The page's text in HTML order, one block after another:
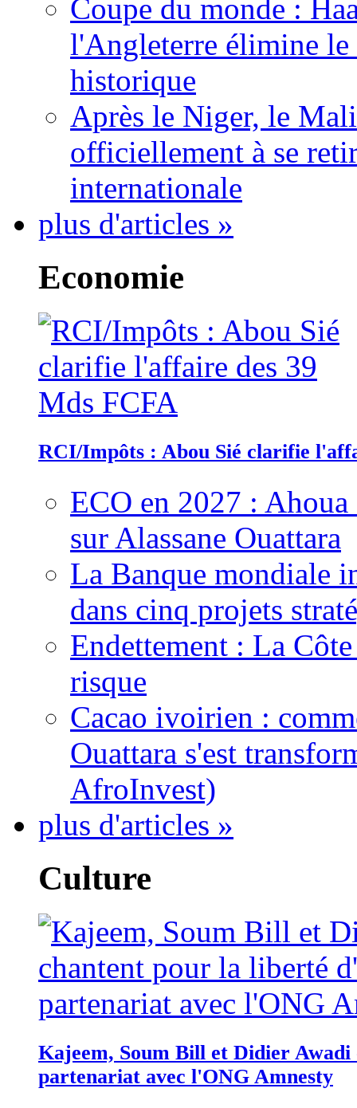
Coupe du monde :
l'Angleterre élimine
historique
Après le Niger, le
officiellement à se
internationale
plus d'articles »
Economie
RCI/Impôts : Abou Sié clarifie
ECO en 2027 :
sur Alassane Ouattara
La Banque mondiale
dans cinq projets
Endettement : La
risque
Cacao ivoirien :
Ouattara s'est
AfroInvest)
plus d'articles »
Culture
Kajeem, Soum Bill et Didier
partenariat avec l'ONG Amnesty